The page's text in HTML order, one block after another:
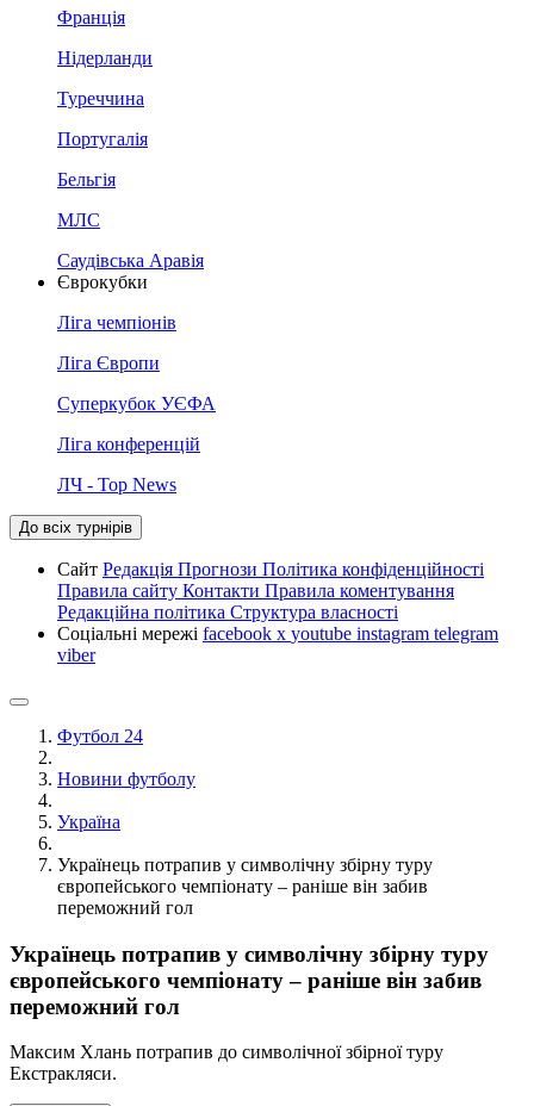
Франція
Нідерланди
Туреччина
Португалія
Бельгія
МЛС
Саудівська Аравія
Єврокубки
Ліга чемпіонів
Ліга Європи
Суперкубок УЄФА
Ліга конференцій
ЛЧ - Top News
До всіх турнірів
Сайт Редакція Прогнози Політика конфіденційності
Правила сайту Контакти Правила коментування
Редакційна політика Структура власності
Соціальні мережі facebook x youtube instagram telegram
viber
Футбол 24
Новини футболу
Україна
Українець потрапив у символічну збірну туру
європейського чемпіонату – раніше він забив
переможний гол
Українець потрапив у символічну збірну туру
європейського чемпіонату – раніше він забив
переможний гол
Максим Хлань потрапив до символічної збірної туру
Екстракляси.